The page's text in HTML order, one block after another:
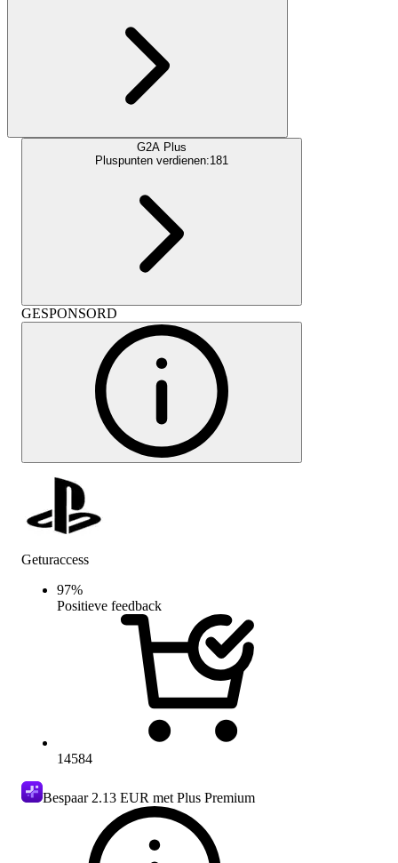
G2A Plus
Pluspunten verdienen:181
GESPONSORD
Geturaccess
97%
Positieve feedback
14584
Bespaar 2.13 EUR met Plus Premium